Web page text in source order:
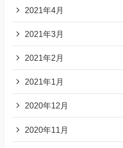
2021年4月
2021年3月
2021年2月
2021年1月
2020年12月
2020年11月